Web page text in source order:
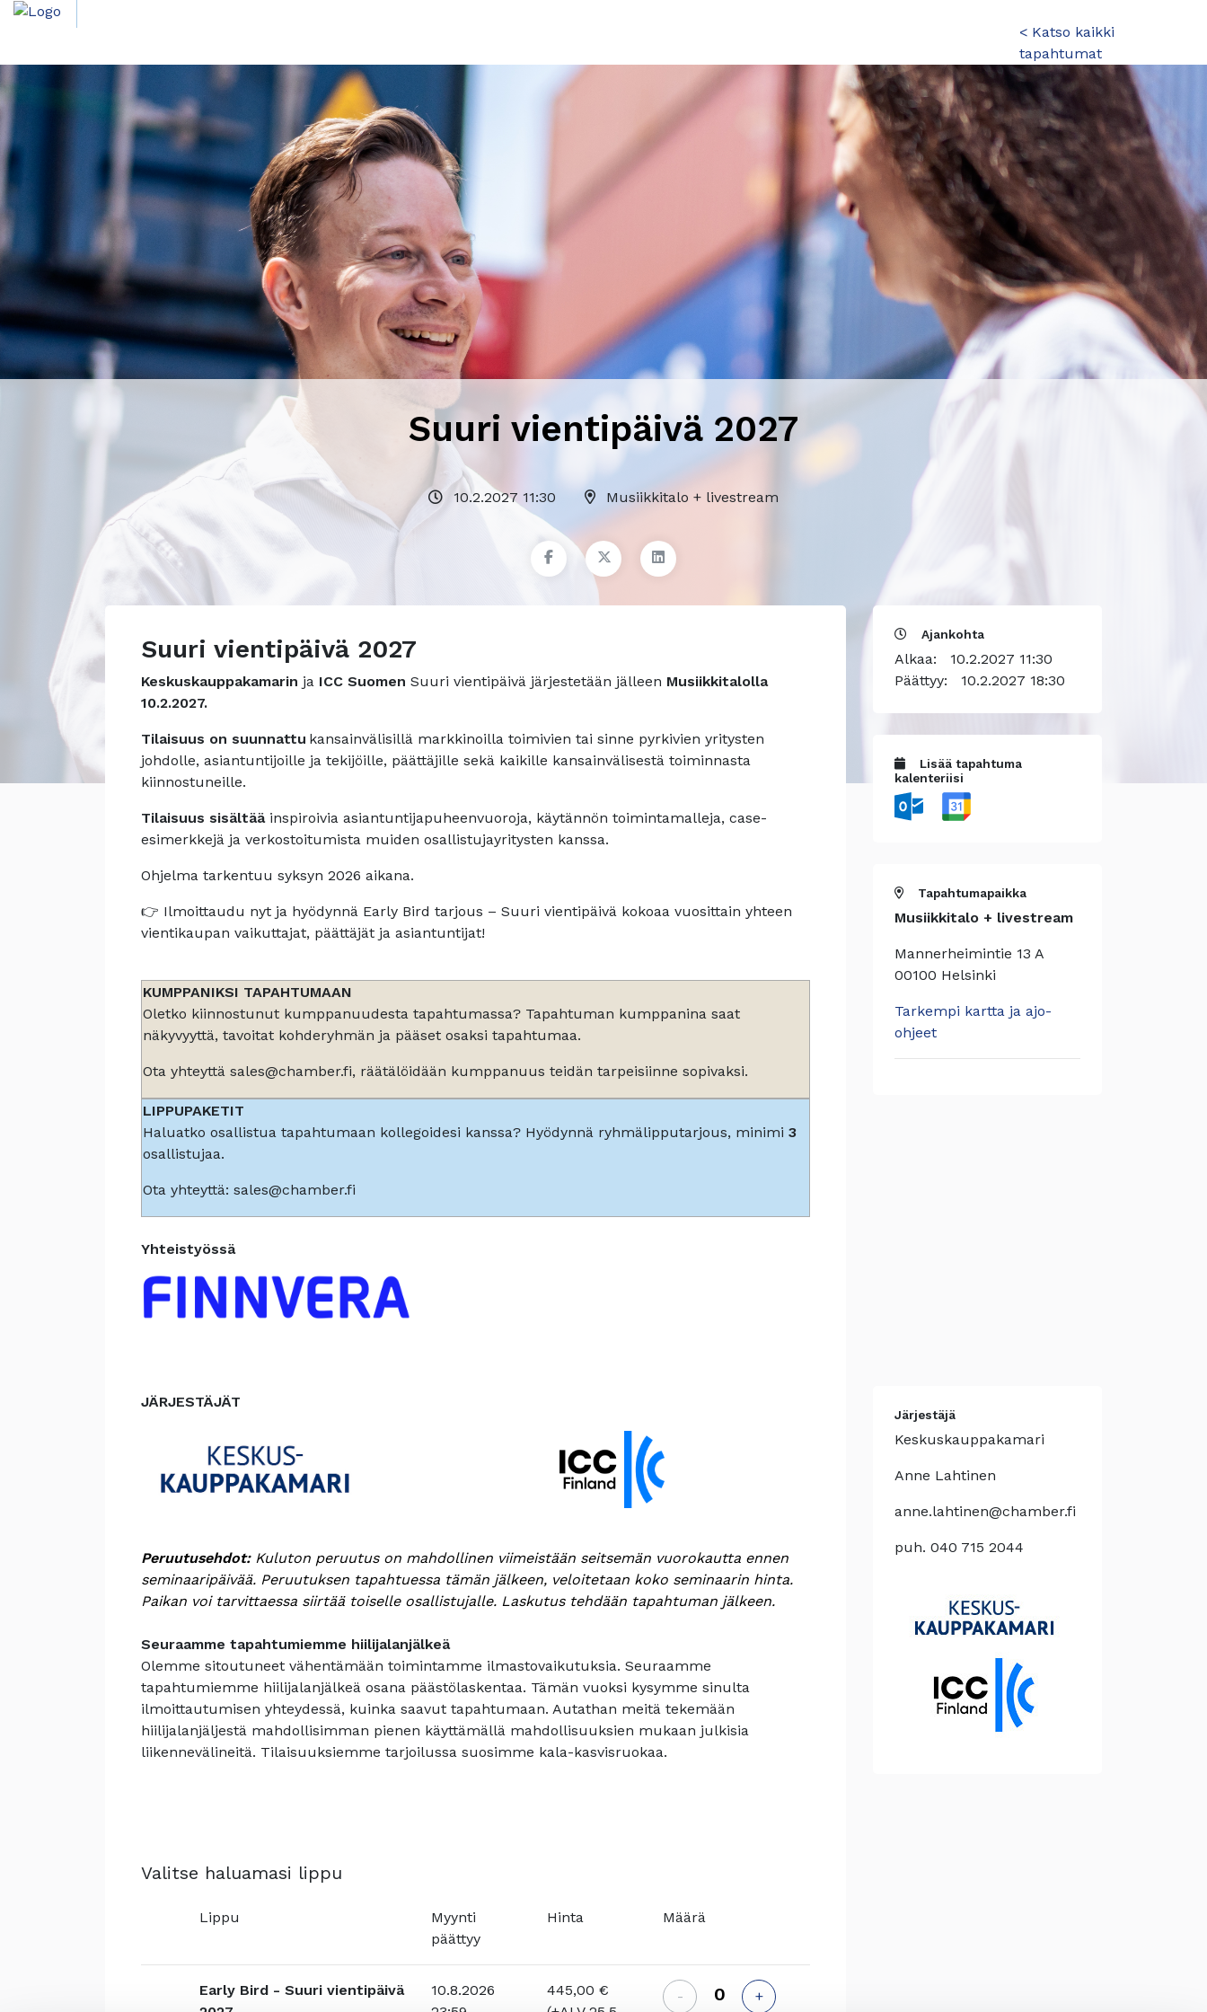
< Katso kaikki
tapahtumat
Suuri vientipäivä 2027
10.2.2027 11:30 Musiikkitalo + livestream
Suuri vientipäivä 2027
Keskuskauppakamarin ja ICC Suomen Suuri vientipäivä järjestetään jälleen Musiikkitalolla
10.2.2027.
Tilaisuus on suunnattu kansainvälisillä markkinoilla toimivien tai sinne pyrkivien yritysten
johdolle, asiantuntijoille ja tekijöille, päättäjille sekä kaikille kansainvälisestä toiminnasta
kiinnostuneille.
Tilaisuus sisältääinspiroivia asiantuntijapuheenvuoroja, käytännön toimintamalleja, case-
esimerkkejä ja verkostoitumista muiden osallistujayritysten kanssa.
Ohjelma tarkentuu syksyn 2026 aikana.
👉 Ilmoittaudu nyt ja hyödynnä Early Bird tarjous – Suuri vientipäivä kokoaa vuosittain yhteen
vientikaupan vaikuttajat, päättäjät ja asiantuntijat!
KUMPPANIKSI TAPAHTUMAAN
Oletko kiinnostunut kumppanuudesta tapahtumassa? Tapahtuman kumppanina saat
näkyvyyttä, tavoitat kohderyhmän ja pääset osaksi tapahtumaa.
Ota yhteyttä sales@chamber.fi, räätälöidään kumppanuus teidän tarpeisiinne sopivaksi.
LIPPUPAKETIT
Haluatko osallistua tapahtumaan kollegoidesi kanssa? Hyödynnä ryhmälipputarjous, minimi 3
osallistujaa.
Ota yhteyttä: sales@chamber.fi
Yhteistyössä
JÄRJESTÄJÄT
Peruutusehdot:Kuluton peruutus on mahdollinen viimeistään seitsemän vuorokautta ennen
seminaaripäivää. Peruutuksen tapahtuessa tämän jälkeen, veloitetaan koko seminaarin hinta.
Paikan voi tarvittaessa siirtää toiselle osallistujalle. Laskutus tehdään tapahtuman jälkeen.
Seuraamme tapahtumiemme hiilijalanjälkeä
Olemme sitoutuneet vähentämään toimintamme ilmastovaikutuksia. Seuraamme
tapahtumiemme hiilijalanjälkeä osana päästölaskentaa. Tämän vuoksi kysymme sinulta
ilmoittautumisen yhteydessä, kuinka saavut tapahtumaan. Autathan meitä tekemään
hiilijalanjäljestä mahdollisimman pienen käyttämällä mahdollisuuksien mukaan julkisia
liikennevälineitä. Tilaisuuksiemme tarjoilussa suosimme kala-kasvisruokaa.
Valitse haluamasi lippu
Lippu
Myynti
päättyy
Hinta Määrä
Early Bird - Suuri vientipäivä
10.8.2026
445,00 €
- +
Ajankohta
Alkaa: 10.2.2027 11:30
Päättyy: 10.2.2027 18:30
Lisää tapahtuma
kalenteriisi
Tapahtumapaikka
Musiikkitalo + livestream
Mannerheimintie 13 A
00100 Helsinki
Tarkempi kartta ja ajo-
ohjeet
Järjestäjä
Keskuskauppakamari
Anne Lahtinen
anne.lahtinen@chamber.fi
puh. 040 715 2044